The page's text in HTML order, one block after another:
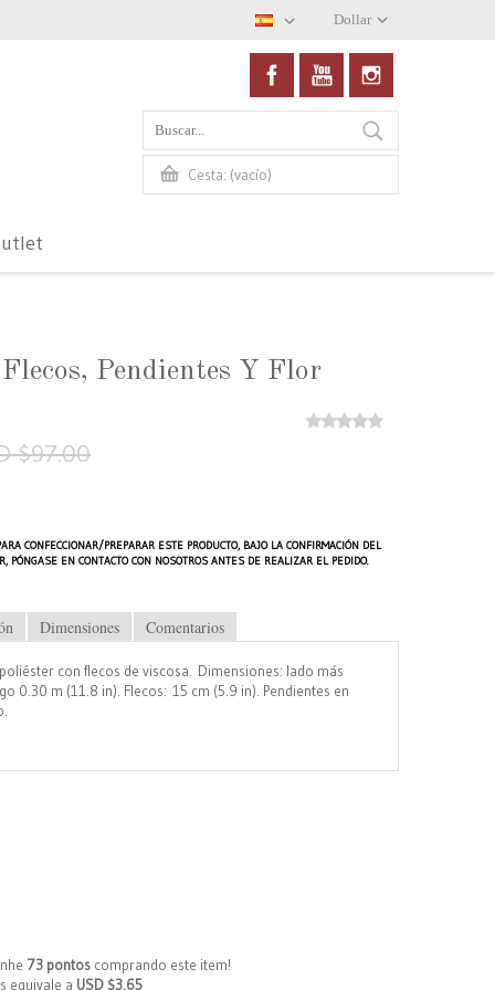
Dollar
Cesta: (vacío)
Pendientes Y Flor
$97.00
CONFECCIONAR/PREPARAR ESTE PRODUCTO, BAJO LA CONFIRMACIÓN DEL
PÓNGASE EN CONTACTO CON NOSOTROS ANTES DE REALIZAR EL PEDIDO.
Dimensiones Comentarios
con flecos de viscosa. Dimensiones: lado más
0.30 m (11.8 in). Flecos: 15 cm (5.9 in). Pendientes en
73 pontos comprando este item!
equivale a USD $3.65